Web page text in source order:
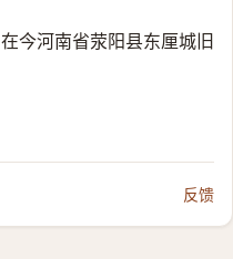
今河南省荥阳县东厘城旧
反馈